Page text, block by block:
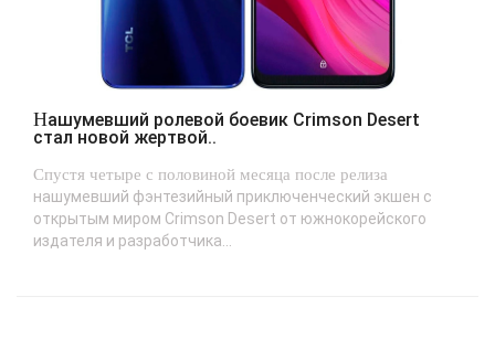
Нашумевший ролевой боевик Crimson Desert
стал новой жертвой..
Спустя четыре с половиной месяца после релиза
нашумевший фэнтезийный приключенческий экшен с
открытым миром Crimson Desert от южнокорейского
издателя и разработчика...